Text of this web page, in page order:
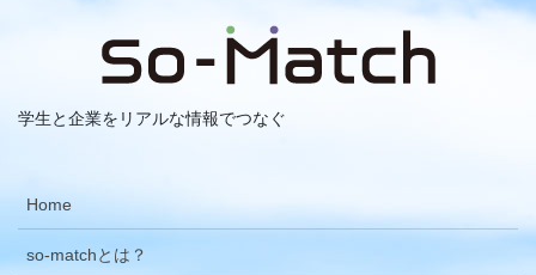
学生と企業をリアルな情報でつなぐ
Home
so-matchとは？